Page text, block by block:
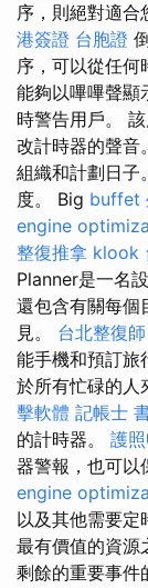
序，則絕對適合
港簽證 台胞證
序，可以從任何
能夠以嗶嗶聲顯
時警告用戶。
改計時器的聲音
組織和計劃日子
度。 Big buffet
engine
整復推拿 klook
Planner是一名
還包含有關每個
見。 台北整復師
能手機和預訂旅
於所有忙碌的
擊軟體 記帳士
的計時器。 護
器警報，也可以
engine
以及其他需要定
最有價值的資源
剩餘的重要事件